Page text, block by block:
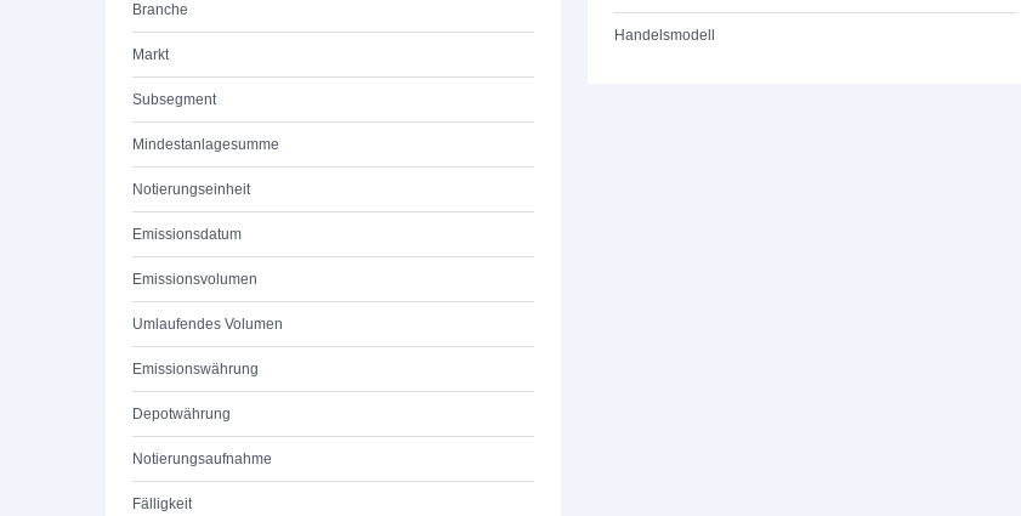
Branche
Markt
Subsegment
Mindestanlagesumme
Notierungseinheit
Emissionsdatum
Emissionsvolumen
Umlaufendes Volumen
Emissionswährung
Depotwährung
Notierungsaufnahme
Fälligkeit
Handelsmodell